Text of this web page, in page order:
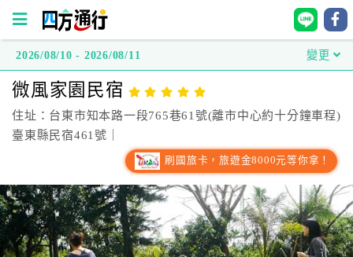
方
通
行
台
灣
2026/08/10 - 2026/08/11 變更
微風家園民宿
住址：台東市知本路一段765巷61號(離市中心約十分鐘車程)
臺東縣民宿461號｜
刷國旅卡，旅遊金8000元等你拿！